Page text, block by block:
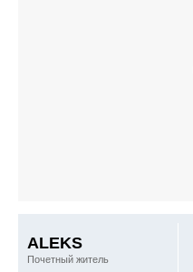
ALEKS
Почетный житель